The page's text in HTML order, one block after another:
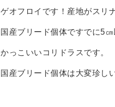
ゲオフロイです！産地がスリ
国産ブリード個体ですでに5
かっこいいコリドラスです。
国産ブリード個体は大変珍し